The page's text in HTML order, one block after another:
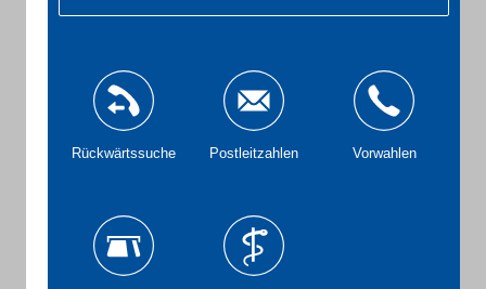
Rückwärtssuche Postleitzahlen Vorwahlen